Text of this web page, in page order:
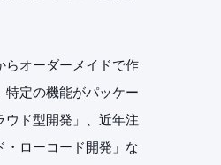
らオーダーメイドで作
特定の機能がパッケー
ウド型開発」、近年注
・ローコード開発」な